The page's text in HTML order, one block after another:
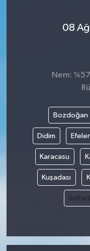
08
Nem:
Bozdoğan
Didim Efeler
Karacasu
Kuşadası